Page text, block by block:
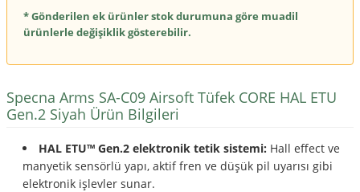
* Gönderilen ek ürünler stok durumuna göre muadil
ürünlerle değişiklik gösterebilir.
Specna Arms SA-C09 Airsoft Tüfek CORE HAL ETU
Gen.2 Siyah Ürün Bilgileri
HAL ETU™ Gen.2 elektronik tetik sistemi: Hall effect ve
manyetik sensörlü yapı, aktif fren ve düşük pil uyarısı gibi
elektronik işlevler sunar.